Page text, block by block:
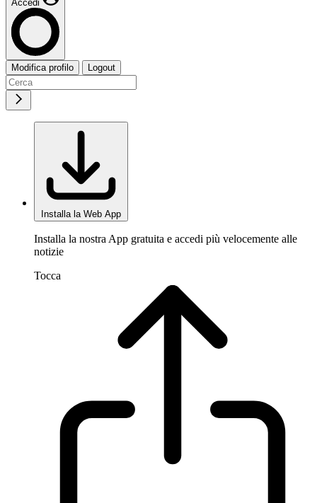
Accedi
Modifica profilo Logout
Installa la Web App
Installa la nostra App gratuita e accedi più velocemente alle
notizie
Tocca